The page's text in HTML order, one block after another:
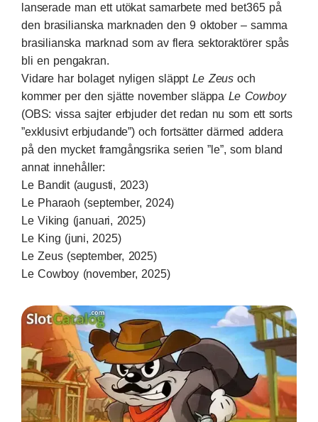
lanserade man ett utökat samarbete med bet365 på
den brasilianska marknaden den 9 oktober– samma
brasilianska marknad som av flera sektoraktörer spås
bli en pengakran.
Vidare har bolaget nyligen släppt Le Zeus och
kommer per den sjätte november släppa Le Cowboy
(OBS: vissa sajter erbjuder det redan nu som ett sorts
”exklusivt erbjudande”) och fortsätter därmed addera
på den mycket framgångsrika serien ”le”, som bland
annat innehåller:
Le Bandit (augusti, 2023)
Le Pharaoh (september, 2024)
Le Viking (januari, 2025)
Le King (juni, 2025)
Le Zeus (september, 2025)
Le Cowboy (november, 2025)